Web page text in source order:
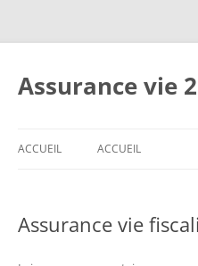
Aller
Assurance vie
ACCUEIL ACCUEIL
Assurance vie